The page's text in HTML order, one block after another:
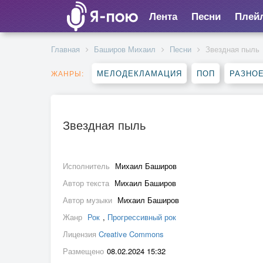
Лента Песни
Главная Баширов Михаил Песни Звездная пыль
ЖАНРЫ: МЕЛОДЕКЛАМАЦИЯ ПОП РАЗНОЕ
Звездная пыль
Исполнитель Михаил Баширов
Автор текста Михаил Баширов
Автор музыки Михаил Баширов
Жанр Рок , Прогрессивный рок
Лицензия Creative Commons
Размещено 08.02.2024 15:32